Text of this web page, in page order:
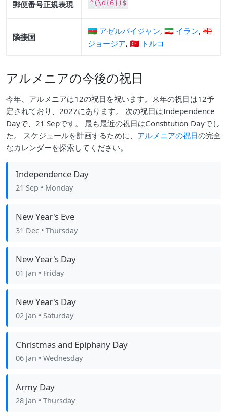
郵便番号正規表現 ^(\d{6})$
隣接国
🇦🇿 アゼルバイジャン, 🇮🇷 イラン, 🇬🇪
ジョージア, 🇹🇷 トルコ
アルメニアの今後の祝日
今年、アルメニアは12の祝日を祝います。来年の祝日は12予
定されており、2027にあります。 次の祝日はIndependence
Dayで、21 Sepです。 最も最近の祝日はConstitution Dayでし
た。 スケジュールを計画するために、 アルメニアの祝日の完全
なカレンダーを探索してください。
Independence Day
21 Sep • Monday
New Year's Eve
31 Dec • Thursday
New Year's Day
01 Jan • Friday
New Year's Day
02 Jan • Saturday
Christmas and Epiphany Day
06 Jan • Wednesday
Army Day
28 Jan • Thursday